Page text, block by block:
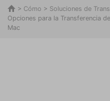
> Cómo > Soluciones de
Opciones para la Transferencia
Mac